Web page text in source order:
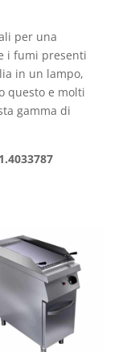
per una
i fumi presenti
in un lampo,
questo e molti
gamma di